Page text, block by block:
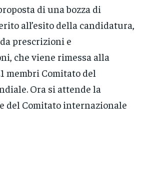
di una bozza di
all’esito della candidatura,
prescrizioni e
che viene rimessa alla
membri Comitato del
Ora si attende la
del Comitato internazionale